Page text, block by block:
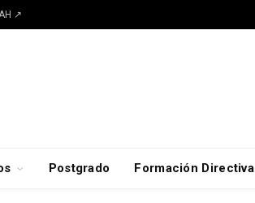
↗
Postgrado Formación Directiva